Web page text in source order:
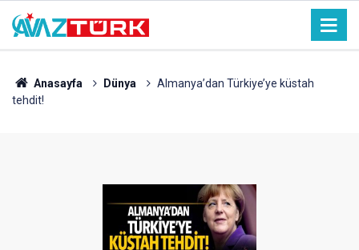
Anasayfa Dünya
Almanya’dan Türkiye’ye küstah
tehdit!